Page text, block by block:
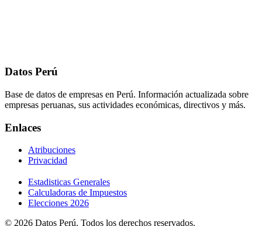
Datos Perú
Base de datos de empresas en Perú. Información actualizada sobre
empresas peruanas, sus actividades económicas, directivos y más.
Enlaces
Atribuciones
Privacidad
Estadisticas Generales
Calculadoras de Impuestos
Elecciones 2026
© 2026 Datos Perú. Todos los derechos reservados.